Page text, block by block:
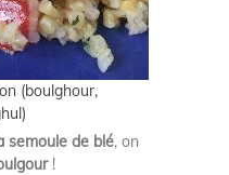
(boulghour,
semoule de blé, on
!